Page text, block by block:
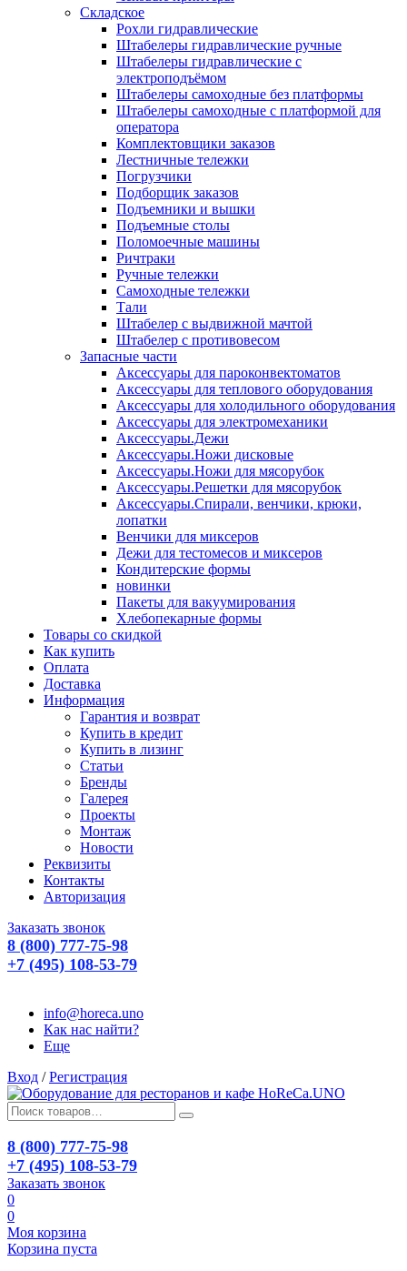
Складское
Рохли гидравлические
Штабелеры гидравлические ручные
Штабелеры гидравлические с
электроподъёмом
Штабелеры самоходные без платформы
Штабелеры самоходные с платформой для
оператора
Комплектовщики заказов
Лестничные тележки
Погрузчики
Подборщик заказов
Подъемники и вышки
Подъемные столы
Поломоечные машины
Ричтраки
Ручные тележки
Самоходные тележки
Тали
Штабелер с выдвижной мачтой
Штабелер с противовесом
Запасные части
Аксессуары для пароконвектоматов
Аксессуары для теплового оборудования
Аксессуары для холодильного оборудования
Аксессуары для электромеханики
Аксессуары.Дежи
Аксессуары.Ножи дисковые
Аксессуары.Ножи для мясорубок
Аксессуары.Решетки для мясорубок
Аксессуары.Спирали, венчики, крюки,
лопатки
Венчики для миксеров
Дежи для тестомесов и миксеров
Кондитерские формы
новинки
Пакеты для вакуумирования
Хлебопекарные формы
Товары со скидкой
Как купить
Оплата
Доставка
Информация
Гарантия и возврат
Купить в кредит
Купить в лизинг
Статьи
Бренды
Галерея
Проекты
Монтаж
Новости
Реквизиты
Контакты
Авторизация
Заказать звонок
8 (800) 777-75-98
+7 (495) 108-53-79
info@horeca.uno
Как нас найти?
Еще
Вход / Регистрация
8 (800) 777-75-98
+7 (495) 108-53-79
Заказать звонок
0
0
Моя корзина
Корзина пуста